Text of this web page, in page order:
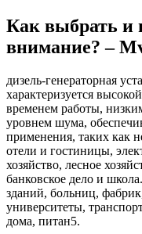
Как выбрать и
внимание? –
дизель-генераторная
характеризуется
временем работы,
уровнем шума,
применения, таких как
отели и гостиницы,
хозяйство, лесное
банковское дело и
зданий, больниц,
университеты,
дома, питан5.